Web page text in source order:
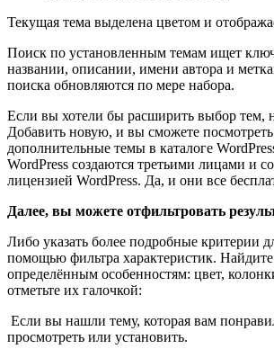
Текущая тема выделена цветом и
Поиск по установленным темам ищет
названии, описании, имени автора и
поиска обновляются по мере набора.
Если вы хотели бы расширить выбор тем,
Добавить новую, и вы сможете
дополнительные темы в каталоге
WordPress создаются третьими лицами и
лицензией WordPress. Да, и они все
Далее, вы можете отфильтровать
Либо указать более подробные критерии
помощью фильтра характеристик.
определённым особенностям: цвет,
отметьте их галочкой:
Если вы нашли тему, которая вам
просмотреть или установить.